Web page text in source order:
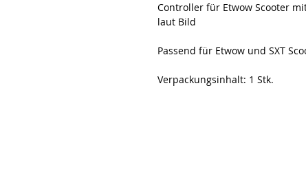
Controller für Etwow Scooter
laut Bild
Passend für Etwow und SXT
Verpackungsinhalt: 1 Stk.